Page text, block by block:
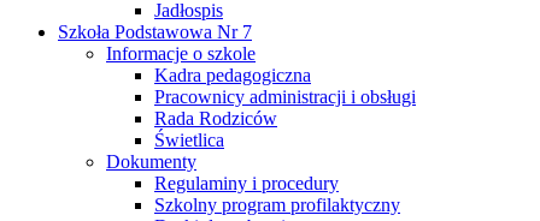
Jadłospis
Szkoła Podstawowa Nr 7
Informacje o szkole
Kadra pedagogiczna
Pracownicy administracji i obsługi
Rada Rodziców
Świetlica
Dokumenty
Regulaminy i procedury
Szkolny program profilaktyczny